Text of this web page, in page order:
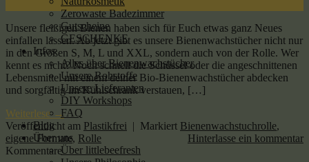
Zerowaste Badezimmer
Gutscheine
GESCHENKE
Infos
Alles über Bienenwachstücher
Unsere Rohstoffe
Unsere Lieferanten
DIY Workshops
FAQ
Blog
Über uns
Über littlebeefresh
Unsere fleißigen Bienen haben sich für Euch etwas ganz Neues
einfallen lassen. Ab jetzt gibt es unsere Bienenwachstücher nicht nur
in den Größen S, M, L und XXL, sondern auch von der Rolle. Wer
kennt es nicht? Noch schnell die Schüssel oder die angeschnittenen
Lebensmittel mit einem deiner Bio-Bienenwachstücher abdecken
und sorgfältig im Kühlschrank verstauen, […]
Weiterlese→
Veröffentlicht am Plastikfrei | Markiert Bienenwachstuchrolle,
eigene Formate, Rolle
Hinterlasse ein kommentar
Kommentare